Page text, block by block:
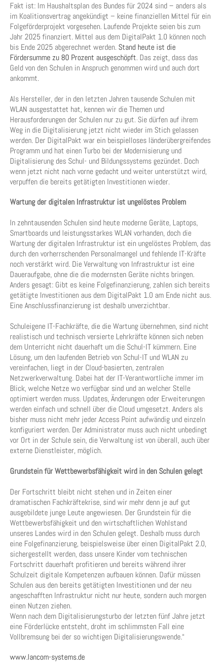
Fakt ist: Im Haushaltsplan des Bundes für 2024 sind – anders als
im Koalitionsvertrag angekündigt – keine finanziellen Mittel für ein
Folgeförderprojekt vorgesehen. Laufende Projekte seien bis zum
Jahr 2025 finanziert. Mittel aus dem DigitalPakt 1.0 können noch
bis Ende 2025 abgerechnet werden. Stand heute ist die
Fördersumme zu 80 Prozent ausgeschöpft. Das zeigt, dass das
Geld von den Schulen in Anspruch genommen wird und auch dort
ankommt.
Als Hersteller, der in den letzten Jahren tausende Schulen mit
WLAN ausgestattet hat, kennen wir die Themen und
Herausforderungen der Schulen nur zu gut. Sie dürfen auf ihrem
Weg in die Digitalisierung jetzt nicht wieder im Stich gelassen
werden. Der DigitalPakt war ein beispielloses länderübergreifendes
Programm und hat einen Turbo bei der Modernisierung und
Digitalisierung des Schul- und Bildungssystems gezündet. Doch
wenn jetzt nicht nach vorne gedacht und weiter unterstützt wird,
verpuffen die bereits getätigten Investitionen wieder.
Wartung der digitalen Infrastruktur ist ungelöstes Problem
In zehntausenden Schulen sind heute moderne Geräte, Laptops,
Smartboards und leistungsstarkes WLAN vorhanden, doch die
Wartung der digitalen Infrastruktur ist ein ungelöstes Problem, das
durch den vorherrschenden Personalmangel und fehlende IT-Kräfte
noch verstärkt wird. Die Verwaltung von Infrastruktur ist eine
Daueraufgabe, ohne die die modernsten Geräte nichts bringen.
Anders gesagt: Gibt es keine Folgefinanzierung, zahlen sich bereits
getätigte Investitionen aus dem DigitalPakt 1.0 am Ende nicht aus.
Eine Anschlussfinanzierung ist deshalb unverzichtbar.
Schuleigene IT-Fachkräfte, die die Wartung übernehmen, sind nicht
realistisch und technisch versierte Lehrkräfte können sich neben
dem Unterricht nicht dauerhaft um die Schul-IT kümmern. Eine
Lösung, um den laufenden Betrieb von Schul-IT und WLAN zu
vereinfachen, liegt in der Cloud-basierten, zentralen
Netzwerkverwaltung. Dabei hat der IT-Verantwortliche immer im
Blick, welche Netze wo verfügbar sind und an welcher Stelle
optimiert werden muss. Updates, Änderungen oder Erweiterungen
werden einfach und schnell über die Cloud umgesetzt. Anders als
bisher muss nicht mehr jeder Access Point aufwändig und einzeln
konfiguriert werden. Der Administrator muss auch nicht unbedingt
vor Ort in der Schule sein, die Verwaltung ist von überall, auch über
externe Dienstleister, möglich.
Grundstein für Wettbewerbsfähigkeit wird in den Schulen gelegt
Der Fortschritt bleibt nicht stehen und in Zeiten einer
dramatischen Fachkräftekrise, sind wir mehr denn je auf gut
ausgebildete junge Leute angewiesen. Der Grundstein für die
Wettbewerbsfähigkeit und den wirtschaftlichen Wohlstand
unseres Landes wird in den Schulen gelegt. Deshalb muss durch
eine Folgefinanzierung, beispielsweise über einen DigitalPakt 2.0,
sichergestellt werden, dass unsere Kinder vom technischen
Fortschritt dauerhaft profitieren und bereits während ihrer
Schulzeit digitale Kompetenzen aufbauen können. Dafür müssen
Schulen aus den bereits getätigten Investitionen und der neu
angeschafften Infrastruktur nicht nur heute, sondern auch morgen
einen Nutzen ziehen.
Wenn nach dem Digitalisierungsturbo der letzten fünf Jahre jetzt
eine Förderlücke entsteht, droht im schlimmsten Fall eine
Vollbremsung bei der so wichtigen Digitalisierungswende.“
www.lancom-systems.de